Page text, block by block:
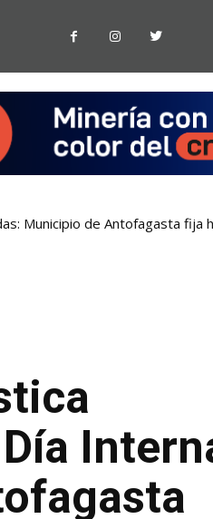
Municipio de Antofagasta fija
la UA recibe reconocimiento por